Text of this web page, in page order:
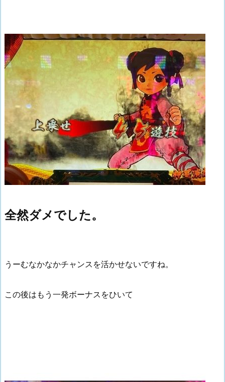
全然ダメでした。
うーむなかなかチャンスを活かせないですね。
この後はもう一発ボーナスをひいて